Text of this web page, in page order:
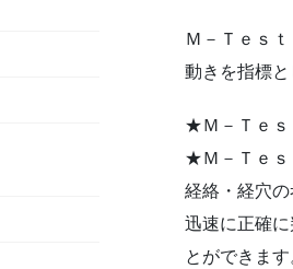
Ｍ－Ｔｅｓ
動きを指標
★Ｍ－Ｔｅｓ
★Ｍ－Ｔｅｓ
経絡・経穴
迅速に正確
とができます